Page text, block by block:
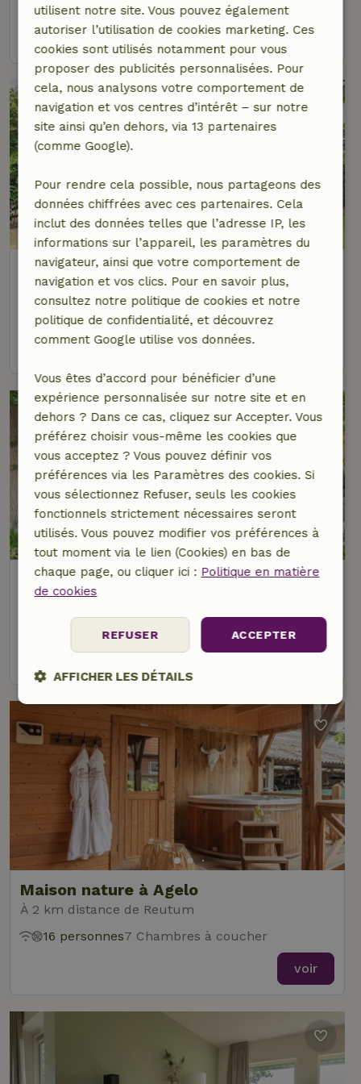
4 personnes 1 Chambre à coucher
voir
Maison nature à Reutum
À 2 km distance de Reutum
9,4/10
5 personnes3 Chambres à coucher
Maison nature à Agelo
À 2 km distance de Reutum
9,2/10
16 personnes 8 Chambres à coucher
voir
Maison nature à Agelo
À 2 km distance de Reutum
16 personnes7 Chambres à coucher
voir
utilisent notre site. Vous pouvez également
autoriser l’utilisation de cookies marketing. Ces
cookies sont utilisés notamment pour vous
proposer des publicités personnalisées. Pour
cela, nous analysons votre comportement de
navigation et vos centres d’intérêt – sur notre
site ainsi qu’en dehors, via 13 partenaires
(comme Google).
Pour rendre cela possible, nous partageons des
données chiffrées avec ces partenaires. Cela
inclut des données telles que l’adresse IP, les
informations sur l’appareil, les paramètres du
navigateur, ainsi que votre comportement de
navigation et vos clics. Pour en savoir plus,
consultez notre politique de cookies et notre
politique de confidentialité, et découvrez
comment Google utilise vos données.
Vous êtes d’accord pour bénéficier d’une
expérience personnalisée sur notre site et en
dehors ? Dans ce cas, cliquez sur Accepter. Vous
préférez choisir vous-même les cookies que
vous acceptez ? Vous pouvez définir vos
préférences via les Paramètres des cookies. Si
vous sélectionnez Refuser, seuls les cookies
fonctionnels strictement nécessaires seront
utilisés. Vous pouvez modifier vos préférences à
tout moment via le lien (Cookies) en bas de
chaque page, ou cliquer ici : Politique en matière
de cookies
ACCEPTER
REFUSER
AFFICHER LES DÉTAILS
Strictement
Performance Ciblage
Fonctionnalité
Strictement nécessaires
fonctionnalités de base du site Web telles que la connexion
des utilisateurs et la gestion des comptes. Le site Web ne
Expiration Description
CookieScript
.maisonnature.fr
4
semaines
Ce cookie